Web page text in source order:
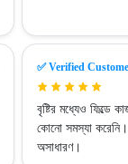
✅ Verified
বৃষ্টির মধ্যেও ফিল্ডে
কোনো সমস্যা করেনি।
অসাধারণ।